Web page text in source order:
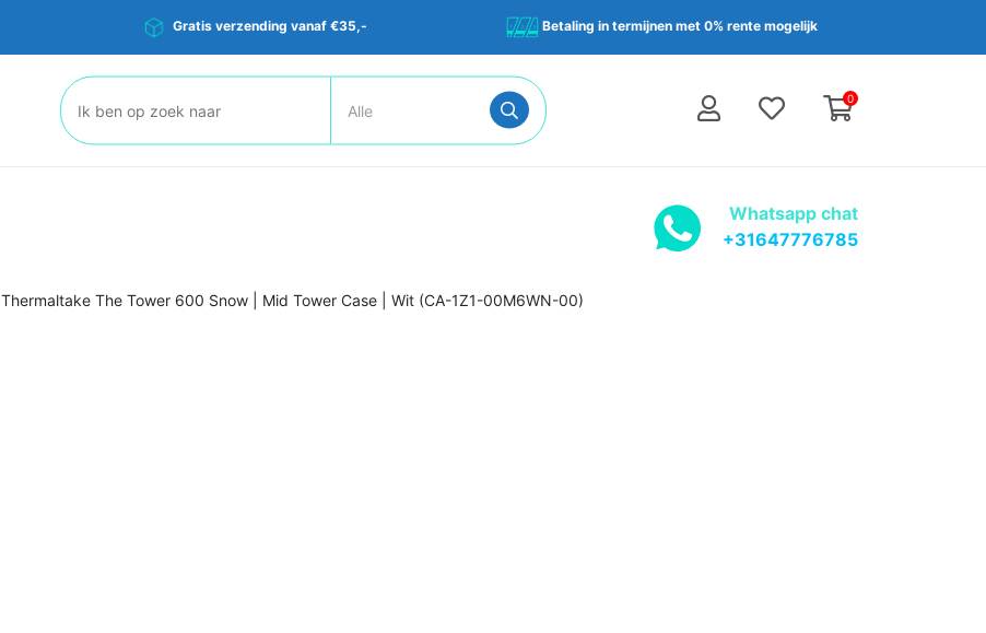
Gratis verzending vanaf €35,- Betaling in termijnen met 0% rente mogelijk
0
Zoeken:
Whatsapp chat
+31647776785
Thermaltake The Tower 600 Snow | Mid Tower Case | Wit (CA-1Z1-00M6WN-00)